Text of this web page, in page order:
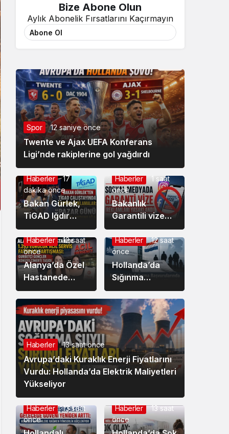
Bize Abone Olun
Aylık Abonelik Fırsatlarını Kaçırmayın
Abone Ol
Spor 12 saniye önce
Twente ve Ajax UEFA Konferans
Ligi’nde rakiplerine gol yağdırdı
Haberler
17
dakika önce
Bakan Gürlek,
TiGAD Iğdır
Çalıştayinda
konuştu: ”
Türkiye pazar
günü yeni
aydınliğa
uyanacak”
Haberler
1 saat
önce
Bakanlık
Garantili vize
reklamlarını 3
ay durdurma
kararı aldı
Haberler
12 saat
önce
Alanya’da Özel
Hastanede
1.293 Euroluk
Acil Servis
Faturası
Tartışması:
Gurbetçi
Gençler Konuyu
CİMER’e Taşıdı
Haberler
12 saat
önce
Hollanda’da
Sığınma
Başvurularında
Yeni
Değerlendirme
Sistemi
Masada:
IND’den Kritik
Rapor
Haberler 13 saat önce
Avrupa’daki Kuraklık Enerji Fiyatlarını
Vurdu: Hollanda’da Elektrik Maliyetleri
Yükseliyor
Haberler
13 saat
önce
Haberler
13 saat
önce